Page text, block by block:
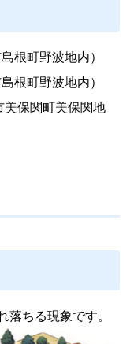
根町野波地内）
根町野波地内）
保関町美保関地
ちる現象です。